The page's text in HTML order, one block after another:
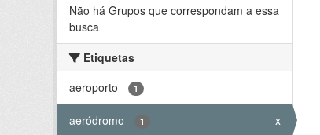
Não há Grupos que correspondam a essa
busca
Etiquetas
aeroporto - 1
aeródromo - 1 x